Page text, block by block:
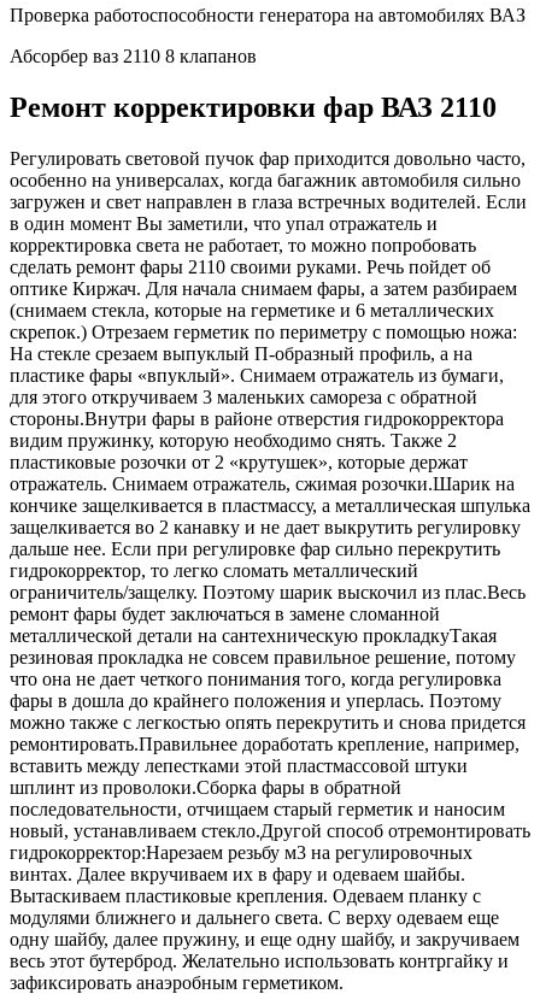
Проверка работоспособности генератора на автомобилях ВАЗ
Абсорбер ваз 2110 8 клапанов
Ремонт корректировки фар ВАЗ 2110
Регулировать световой пучок фар приходится довольно часто,
особенно на универсалах, когда багажник автомобиля сильно
загружен и свет направлен в глаза встречных водителей. Если
в один момент Вы заметили, что упал отражатель и
корректировка света не работает, то можно попробовать
сделать ремонт фары 2110 своими руками. Речь пойдет об
оптике Киржач. Для начала снимаем фары, а затем разбираем
(снимаем стекла, которые на герметике и 6 металлических
скрепок.) Отрезаем герметик по периметру с помощью ножа:
На стекле срезаем выпуклый П-образный профиль, а на
пластике фары «впуклый». Снимаем отражатель из бумаги,
для этого откручиваем 3 маленьких самореза с обратной
стороны.Внутри фары в районе отверстия гидрокорректора
видим пружинку, которую необходимо снять. Также 2
пластиковые розочки от 2 «крутушек», которые держат
отражатель. Снимаем отражатель, сжимая розочки.Шарик на
кончике защелкивается в пластмассу, а металлическая шпулька
защелкивается во 2 канавку и не дает выкрутить регулировку
дальше нее. Если при регулировке фар сильно перекрутить
гидрокорректор, то легко сломать металлический
ограничитель/защелку. Поэтому шарик выскочил из плас.Весь
ремонт фары будет заключаться в замене сломанной
металлической детали на сантехническую прокладкуТакая
резиновая прокладка не совсем правильное решение, потому
что она не дает четкого понимания того, когда регулировка
фары в дошла до крайнего положения и уперлась. Поэтому
можно также с легкостью опять перекрутить и снова придется
ремонтировать.Правильнее доработать крепление, например,
вставить между лепестками этой пластмассовой штуки
шплинт из проволоки.Сборка фары в обратной
последовательности, отчищаем старый герметик и наносим
новый, устанавливаем стекло.Другой способ отремонтировать
гидрокорректор:Нарезаем резьбу м3 на регулировочных
винтах. Далее вкручиваем их в фару и одеваем шайбы.
Вытаскиваем пластиковые крепления. Одеваем планку с
модулями ближнего и дальнего света. С верху одеваем еще
одну шайбу, далее пружину, и еще одну шайбу, и закручиваем
весь этот бутерброд. Желательно использовать контргайку и
зафиксировать анаэробным герметиком.